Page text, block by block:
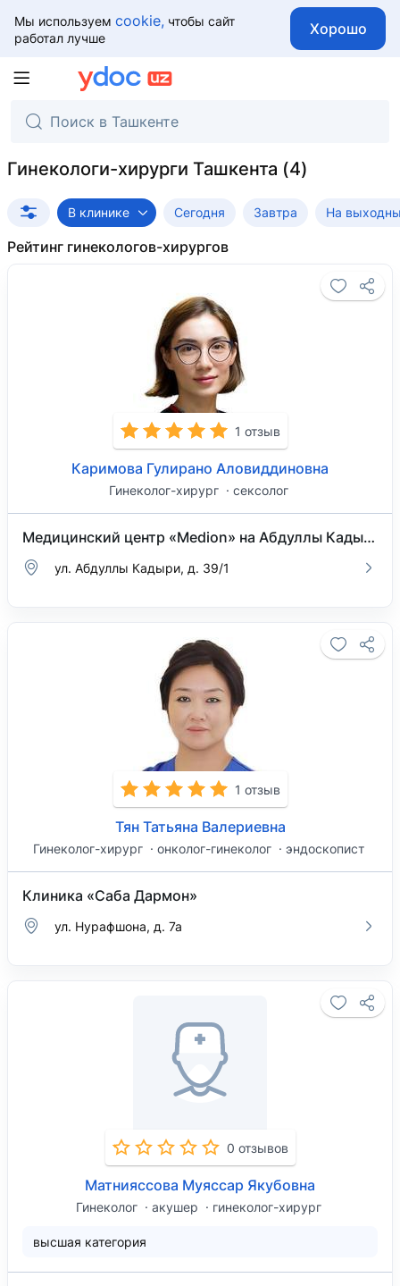
Мы используем cookie, чтобы сайт
работал лучше
Хорошо
Гинекологи-хирурги Ташкента
В клинике Сегодня Завтра На
Рейтинг гинекологов-хирургов
1 отзыв
Каримова Гулирано Аловиддиновна
Гинеколог-хирург сексолог
Медицинский центр «Medion» на Абдуллы Кадыри
​ул. Абдуллы Кадыри, д. 39/1
1 отзыв
Тян Татьяна Валериевна
Гинеколог-хирург онколог-гинеколог эндоскопист
Клиника «Саба Дармон»
ул. Нурафшона, д. 7а
0 отзывов
Матнияссова Муяссар Якубовна
Гинеколог акушер гинеколог-хирург
высшая категория